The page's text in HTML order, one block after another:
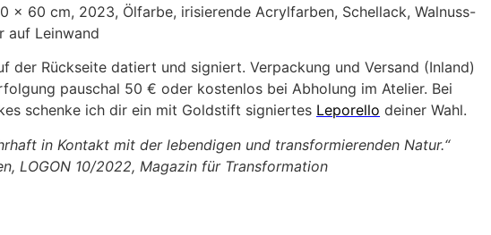
x 60 cm, 2023, Ölfarbe, irisierende Acrylfarben, Schellack, Walnuss-
auf Leinwand
der Rückseite datiert und signiert. Verpackung und Versand (Inland)
pauschal 50 € oder kostenlos bei Abholung im Atelier. Bei
schenke ich dir ein mit Goldstift signiertes Leporello deiner Wahl.
in Kontakt mit der lebendigen und transformierenden Natur.“
LOGON 10/2022, Magazin für Transformation